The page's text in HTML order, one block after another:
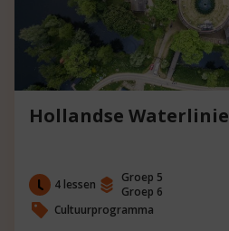
Hollandse
4 lessen
Groep 5
Groep 6
Cultuurprogramma